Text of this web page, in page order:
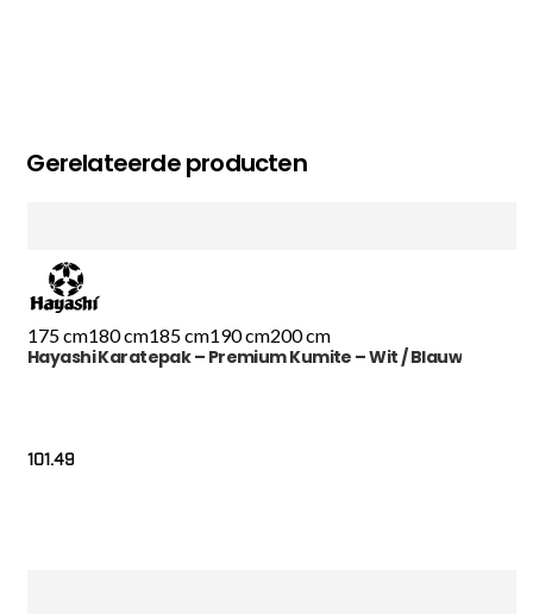
Gerelateerde producten
175 cm180 cm185 cm190 cm200 cm
Hayashi Karatepak – Premium Kumite – Wit / Blauw
101.49